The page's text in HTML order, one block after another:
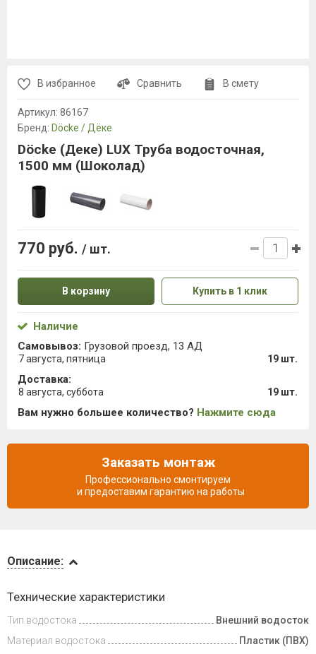
и оплата
Описание:
Технические характеристики
Тип водостока
Внешний водосток
Материал водостока
Пластик (ПВХ)
В избранное Сравнить В смету
Артикул: 86167
Бренд: Döcke / Дёке
Döcke (Деке) LUX Труба водосточная,
1500 мм (Шоколад)
770 руб. / шт.
В корзину Купить в 1 клик
Наличие
Самовывоз: Грузовой проезд, 13 АД
7 августа, пятница 19 шт.
Доставка:
8 августа, суббота 19 шт.
Вам нужно большее количество? Нажмите сюда
Заказать монтаж
Профессионально смонтируем
и предоставим гарантию на работы